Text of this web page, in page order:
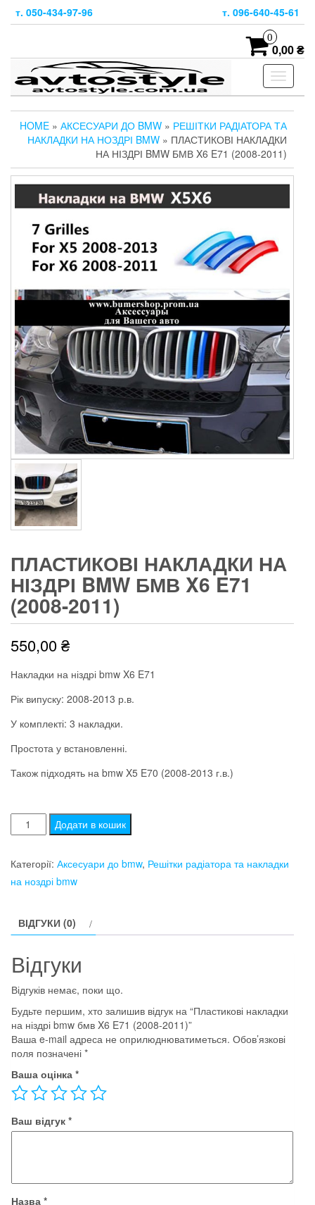
т. 050-434-97-96 т. 096-640-45-61
0
0,00 ₴
Toggle
HOME » АКСЕСУАРИ ДО BMW » РЕШІТКИ РАДІАТОРА ТА
НАКЛАДКИ НА НОЗДРІ BMW » ПЛАСТИКОВІ НАКЛАДКИ
НА НІЗДРІ BMW БМВ X6 E71 (2008-2011)
ПЛАСТИКОВІ НАКЛАДКИ НА
НІЗДРІ BMW БМВ X6 E71
(2008-2011)
550,00₴
Накладки на ніздрі bmw X6 E71
Рік випуску: 2008-2013 р.в.
У комплекті: 3 накладки.
Простота у встановленні.
Також підходять на bmw X5 E70 (2008-2013 г.в.)
Пластикові
накладки
X6
(2008-
2011)
кількість
Додати в кошик
Категорії: Аксесуари до bmw, Решітки радіатора та накладки
на ноздрі bmw
ВІДГУКИ (0)
Відгуки
Відгуків немає, поки що.
Будьте першим, хто залишив відгук на “Пластикові накладки
на ніздрі bmw бмв X6 E71 (2008-2011)”
Ваша e-mail адреса не оприлюднюватиметься. Обов’язкові
поля позначені *
Ваша оцінка *
Ваш відгук *
Назва *